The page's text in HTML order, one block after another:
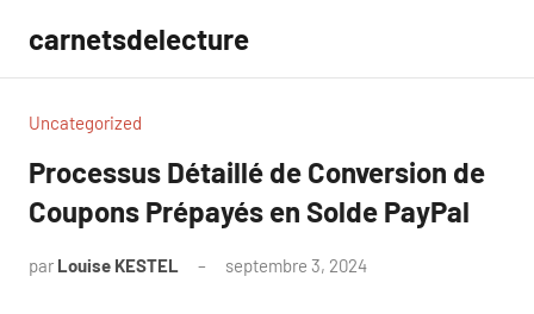
contenu
carnetsdelecture
Uncategorized
Processus Détaillé de Conversion de
Coupons Prépayés en Solde PayPal
par Louise KESTEL septembre 3, 2024